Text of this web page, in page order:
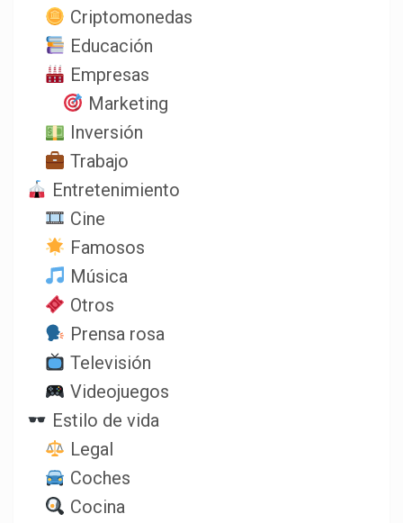
Criptomonedas
Educación
Empresas
Marketing
Inversión
Trabajo
Entretenimiento
Cine
Famosos
Música
Otros
Prensa rosa
Televisión
Videojuegos
Estilo de vida
Legal
Coches
Cocina